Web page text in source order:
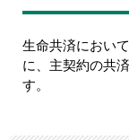
生命共済におい
に、主契約の共
す。